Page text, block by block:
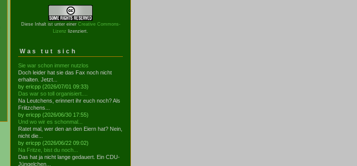
Diese Inhalt ist unter einer Creative Commons-
Lizenz lizenziert.
Was tut sich
Sie war schon immer nutzlos
Doch leider hat sie das Fax noch nicht
erhalten. Jetzt...
by ericpp (2026/07/01 09:33)
Das war so toll organisiert....
Na Leutchens, erinnert ihr euch noch? Als
Friitzchens...
by ericpp (2026/06/30 17:55)
Und wo wir es schonmal...
Ratet mal, wer den an den Eiern hat? Nein,
nicht die...
by ericpp (2026/06/22 09:02)
Na Fritze, bist du noch...
Das hat ja nicht lange gedauert. Ein CDU-
Jüngelchen...